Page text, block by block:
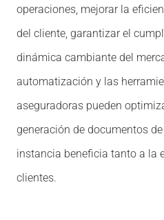
operaciones, mejorar la
del cliente, garantizar el
dinámica cambiante del
automatización y las
aseguradoras pueden
generación de documentos
instancia beneficia tanto a la
clientes.